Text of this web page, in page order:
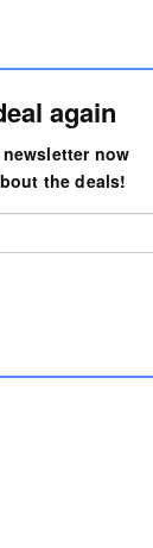
again
now
the deals!